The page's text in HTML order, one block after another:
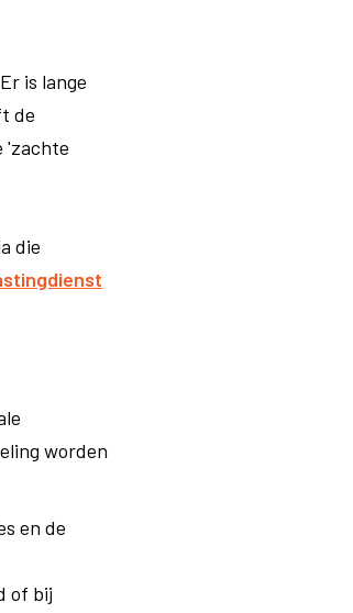
is lange
de
'zachte
die
worden
en de
of bij